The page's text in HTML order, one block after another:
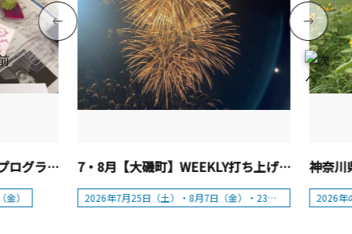
花菜ガーデン「夏休み体験プログラム」【平塚市】
）
7・8月【大磯町】WEEKLY打ち上げ花火in大磯
2026年7月25日（土）・8月7日（金）・23日（日） 2026年